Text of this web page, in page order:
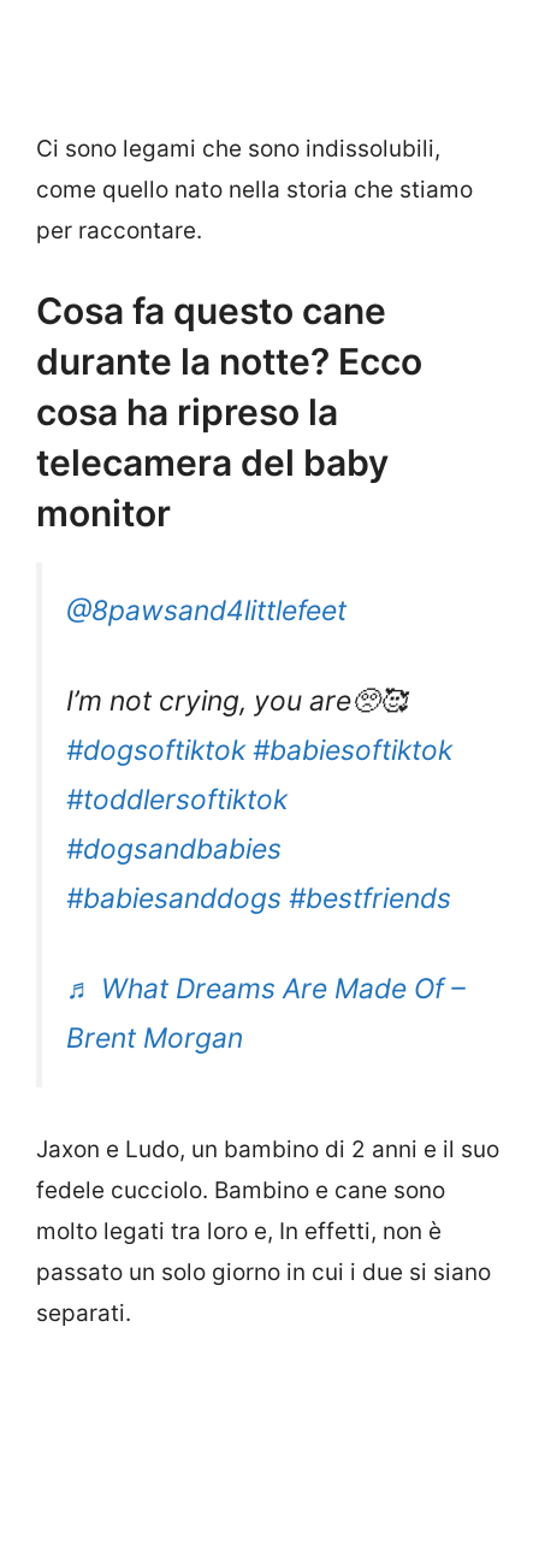
Ci sono legami che sono indissolubili,
come quello nato nella storia che stiamo
per raccontare.
Cosa fa questo cane
durante la notte? Ecco
cosa ha ripreso la
telecamera del baby
monitor
@8pawsand4littlefeet
I’m not crying, you are🥺🥰
#dogsoftiktok #babiesoftiktok
#toddlersoftiktok
#dogsandbabies
#babiesanddogs #bestfriends
♬ What Dreams Are Made Of –
Brent Morgan
Jaxon e Ludo, un bambino di 2 anni e il suo
fedele cucciolo. Bambino e cane sono
molto legati tra loro e, In effetti, non è
passato un solo giorno in cui i due si siano
separati.